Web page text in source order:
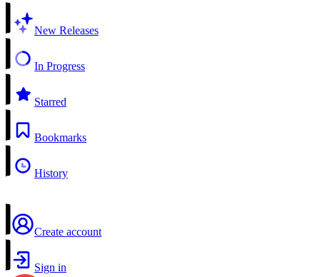
New Releases
In Progress
Starred
Bookmarks
History
Create account
Sign in